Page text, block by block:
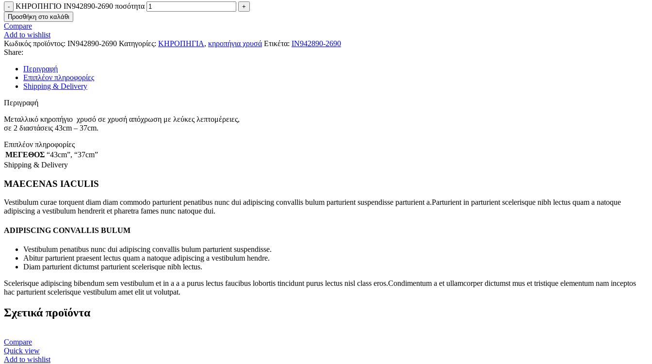
ΚΗΡΟΠΗΓΙΟ IN942890-2690 ποσότητα
Προσθήκη στο καλάθι
Compare
Add to wishlist
Κωδικός προϊόντος: IN942890-2690 Κατηγορίες: ΚΗΡΟΠΗΓΙΑ, κηροπήγια χρυσά Ετικέτα: IN942890-2690
Share:
Περιγραφή
Επιπλέον πληροφορίες
Shipping & Delivery
Περιγραφή
Μεταλλικό κηροπήγιο χρυσό σε χρυσή απόχρωση με λεύκες λεπτομέρειες,
σε 2 διαστάσεις 43cm – 37cm.
Επιπλέον πληροφορίες
ΜΕΓΕΘΟΣ “43cm”, “37cm”
Shipping & Delivery
MAECENAS IACULIS
Vestibulum curae torquent diam diam commodo parturient penatibus nunc dui adipiscing convallis bulum parturient suspendisse parturient a.Parturient in parturient scelerisque nibh lectus quam a natoque
adipiscing a vestibulum hendrerit et pharetra fames nunc natoque dui.
ADIPISCING CONVALLIS BULUM
Vestibulum penatibus nunc dui adipiscing convallis bulum parturient suspendisse.
Abitur parturient praesent lectus quam a natoque adipiscing a vestibulum hendre.
Diam parturient dictumst parturient scelerisque nibh lectus.
Scelerisque adipiscing bibendum sem vestibulum et in a a a purus lectus faucibus lobortis tincidunt purus lectus nisl class eros.Condimentum a et ullamcorper dictumst mus et tristique elementum nam inceptos
hac parturient scelerisque vestibulum amet elit ut volutpat.
Σχετικά προϊόντα
Compare
Quick view
Add to wishlist